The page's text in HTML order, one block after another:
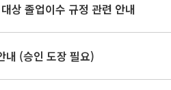
상 졸업이수 규정 관련 안내
내 (승인 도장 필요)